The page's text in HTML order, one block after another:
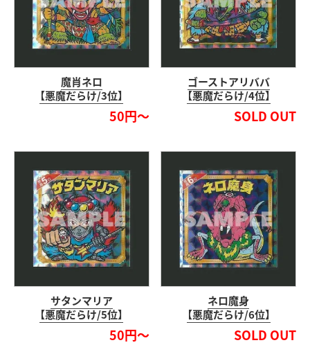
魔肖ネロ
【悪魔だらけ/3位】
50円～
ゴーストアリババ
【悪魔だらけ/4位】
SOLD OUT
サタンマリア
【悪魔だらけ/5位】
50円～
ネロ魔身
【悪魔だらけ/6位】
SOLD OUT